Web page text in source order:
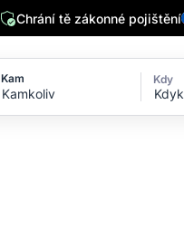
Chrání tě zákonné pojištění
Kam Kdy